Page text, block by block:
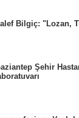
Bilgiç: "Lozan,
Şehir